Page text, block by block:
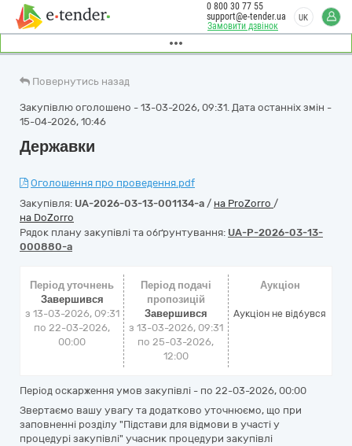
Замовити дзвінок
0 800 30 77 55
support@e-tender.ua
UK
Повернутись назад
Закупівлю оголошено - 13-03-2026, 09:31. Дата останніх змін -
15-04-2026, 10:46
Державки
Оголошення про проведення.pdf
Закупівля: UA-2026-03-13-001134-a / на ProZorro /
на DoZorro
Рядок плану закупівлі та обґрунтування: UA-P-2026-03-13-
000880-a
Період уточнень
Завершився
з 13-03-2026, 09:31
по 22-03-2026,
00:00
Період подачі
пропозицій
Завершився
з 13-03-2026, 09:31
по 25-03-2026,
12:00
Аукціон
Аукціон не відбувся
Період оскарження умов закупівлі - по 22-03-2026, 00:00
Звертаємо вашу увагу та додатково уточнюємо, що при
заповненні розділу "Підстави для відмови в участі у
процедурі закупівлі" учасник процедури закупівлі